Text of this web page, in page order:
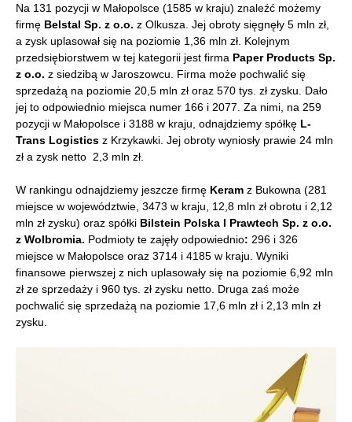
Na 131 pozycji w Małopolsce (1585 w kraju) znaleźć możemy
firmę Belstal Sp. z o.o. z Olkusza. Jej obroty sięgnęły 5 mln zł,
a zysk uplasował się na poziomie 1,36 mln zł. Kolejnym
przedsiębiorstwem w tej kategorii jest firma Paper Products Sp.
z o.o. z siedzibą w Jaroszowcu. Firma może pochwalić się
sprzedażą na poziomie 20,5 mln zł oraz 570 tys. zł zysku. Dało
jej to odpowiednio miejsca numer 166 i 2077. Za nimi, na 259
pozycji w Małopolsce i 3188 w kraju, odnajdziemy spółkę L-
Trans Logistics z Krzykawki. Jej obroty wyniosły prawie 24 mln
zł a zysk netto 2,3 mln zł.
W rankingu odnajdziemy jeszcze firmę Keram z Bukowna (281
miejsce w województwie, 3473 w kraju, 12,8 mln zł obrotu i 2,12
mln zł zysku) oraz spółki Bilstein Polska I Prawtech Sp. z o.o.
z Wolbromia. Podmioty te zajęły odpowiednio: 296 i 326
miejsce w Małopolsce oraz 3714 i 4185 w kraju. Wyniki
finansowe pierwszej z nich uplasowały się na poziomie 6,92 mln
zł ze sprzedaży i 960 tys. zł zysku netto. Druga zaś może
pochwalić się sprzedażą na poziomie 17,6 mln zł i 2,13 mln zł
zysku.